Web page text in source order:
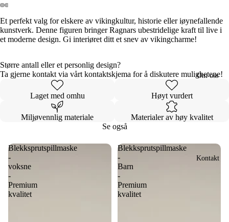
Om oss
Kontakt
Open
image
in
screen
Open
image
in
screen
Open
image
in
screen
Open
image
in
screen
Et perfekt valg for elskere av vikingkultur, historie eller iøynefallende
kunstverk. Denne figuren bringer Ragnars ubestridelige kraft til live i
et moderne design. Gi interiøret ditt et snev av vikingcharme!
Større antall eller et personlig design?
Ta gjerne kontakt via vårt kontaktskjema for å diskutere mulighetene!
Laget med omhu Høyt vurdert
Miljøvennlig materiale
Materialer av høy kvalitet
Se også
Blekksprutspillmaske
-
voksne
-
Premium
kvalitet
Blekksprutspillmaske
-
Barn
-
Premium
kvalitet